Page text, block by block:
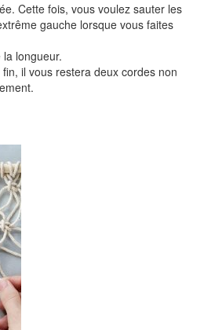
Cette fois, vous voulez sauter les
gauche lorsque vous faites
longueur.
il vous restera deux cordes non